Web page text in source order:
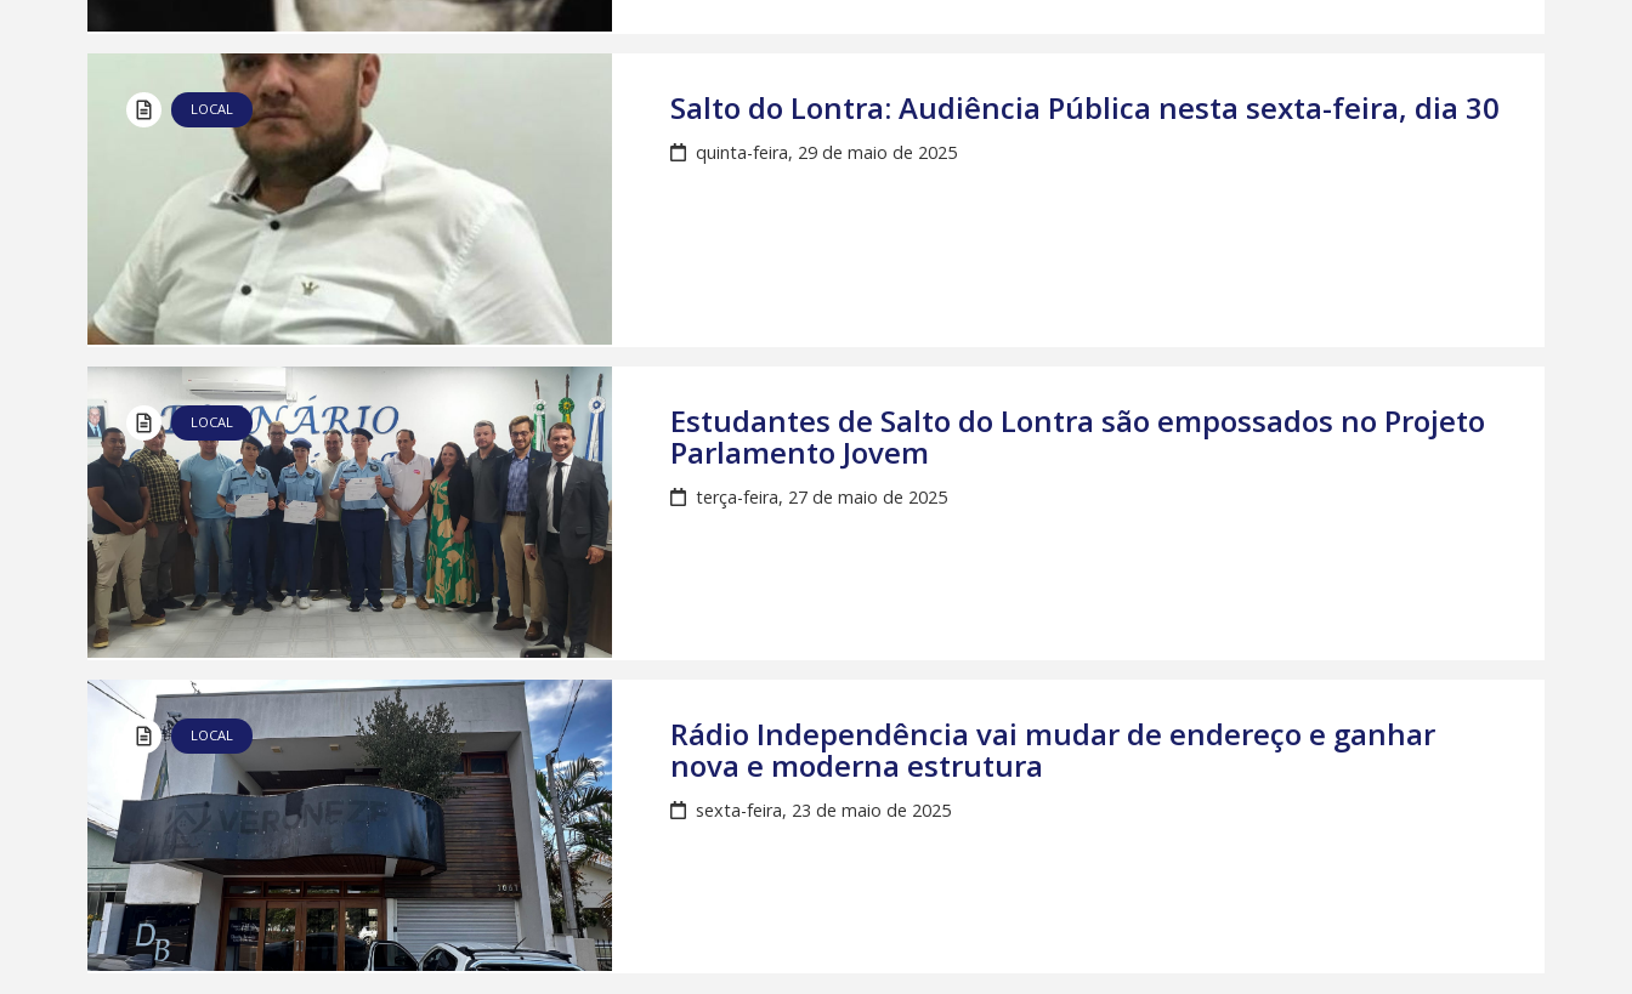
LOCAL Salto do Lontra: Audiência Pública nesta sexta-feira, dia 30
quinta-feira, 29 de maio de 2025
LOCAL Estudantes de Salto do Lontra são empossados no Projeto
Parlamento Jovem
terça-feira, 27 de maio de 2025
LOCAL Rádio Independência vai mudar de endereço e ganhar
nova e moderna estrutura
sexta-feira, 23 de maio de 2025